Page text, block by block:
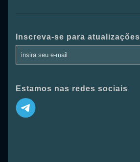
Inscreva-se para atualizações
Estamos nas redes sociais